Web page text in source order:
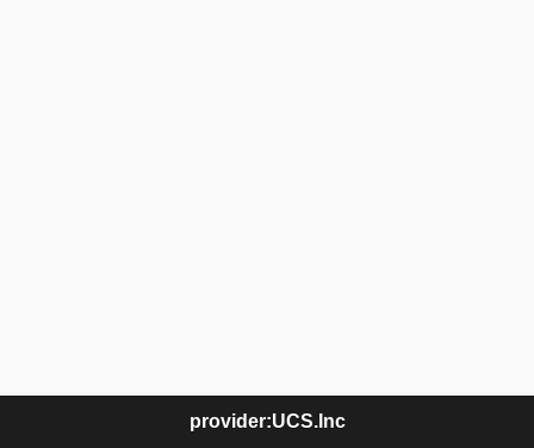
provider:UCS.Inc